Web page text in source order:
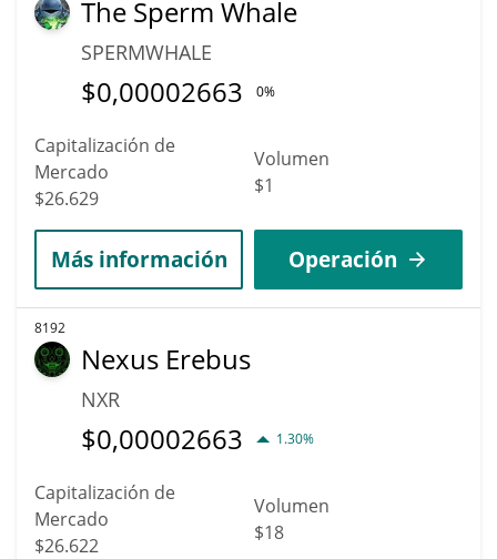
The Sperm Whale
SPERMWHALE
$0,00002663 0%
Capitalización de
Mercado
$26.629
Volumen
$1
Más información Operación
8192
Nexus Erebus
NXR
$0,00002663 1.30%
Capitalización de
Mercado
$26.622
Volumen
$18